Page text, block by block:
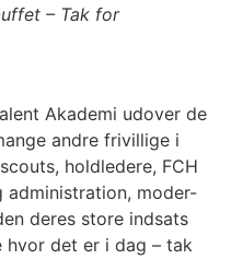
– Tak for
Akademi udover de
andre frivillige i
holdledere, FCH
administration, moder-
deres store indsats
det er i dag – tak